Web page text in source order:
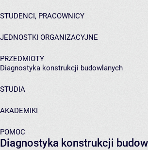
STUDENCI, PRACOWNICY
JEDNOSTKI ORGANIZACYJNE
PRZEDMIOTY
Diagnostyka konstrukcji budowlanych
STUDIA
AKADEMIKI
POMOC
Diagnostyka konstrukcji